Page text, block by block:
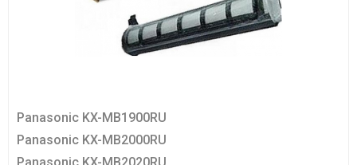
Panasonic KX-MB1900RU
Panasonic KX-MB2000RU